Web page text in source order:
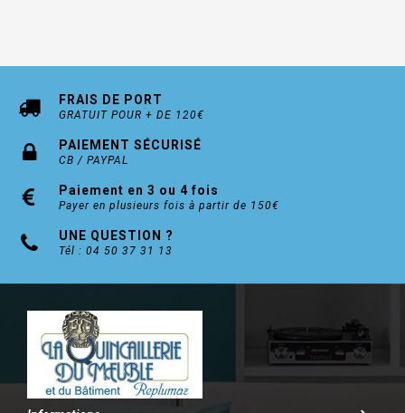
FRAIS DE PORT
GRATUIT POUR + DE 120€
PAIEMENT SÉCURISÉ
CB / PAYPAL
Paiement en 3 ou 4 fois
Payer en plusieurs fois à partir de 150€
UNE QUESTION ?
Tél : 04 50 37 31 13